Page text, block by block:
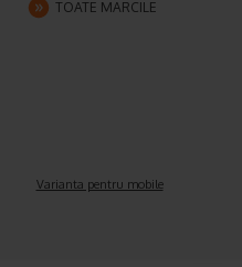
TOATE MARCILE
Varianta pentru mobile